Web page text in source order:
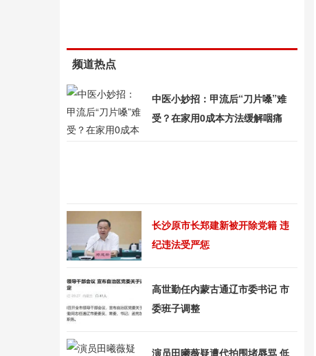
频道热点
中医小妙招：甲流后“刀片嗓”难
受？在家用0成本方法缓解咽痛
长沙原市长郑建新被开除党籍 违
纪违法受严惩
高世勤任内蒙古通辽市委书记 市
委班子调整
演员田曦薇疑遭代拍围堵辱骂 低